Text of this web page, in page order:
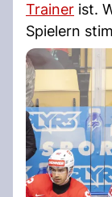
Trainer ist.
Spielern